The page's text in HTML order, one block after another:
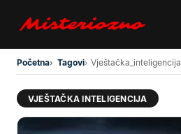
Preskoči na glavni sadržaj
Početna Tagovi Vještačka_inteligencija
VJEŠTAČKA INTELIGENCIJA